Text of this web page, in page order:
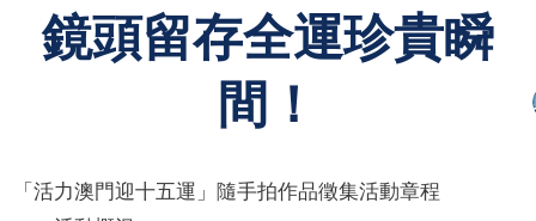
鏡頭留存全運珍貴瞬
間！
「活力澳門迎十五運」隨手拍作品徵集活動章程